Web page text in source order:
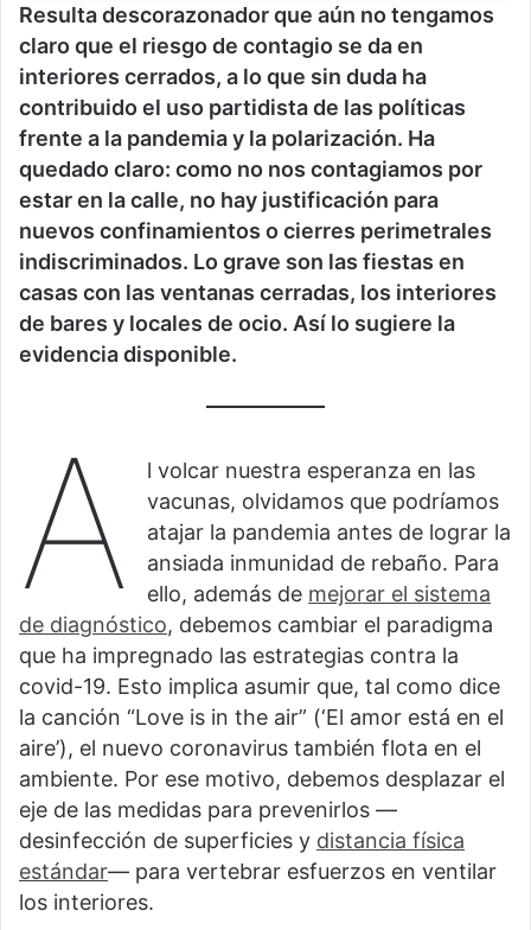
Resulta descorazonador que aún no tengamos
claro que el riesgo de contagio se da en
interiores cerrados, a lo que sin duda ha
contribuido el uso partidista de las políticas
frente a la pandemia y la polarización. Ha
quedado claro: como no nos contagiamos por
estar en la calle, no hay justificación para
nuevos confinamientos o cierres perimetrales
indiscriminados. Lo grave son las fiestas en
casas con las ventanas cerradas, los interiores
de bares y locales de ocio. Así lo sugiere la
evidencia disponible.
A
l volcar nuestra esperanza en las
vacunas, olvidamos que podríamos
atajar la pandemia antes de lograr la
ansiada inmunidad de rebaño. Para
ello, además de mejorar el sistema
de diagnóstico, debemos cambiar el paradigma
que ha impregnado las estrategias contra la
covid-19. Esto implica asumir que, tal como dice
la canción “Love is in the air” (‘El amor está en el
aire’), el nuevo coronavirus también flota en el
ambiente. Por ese motivo, debemos desplazar el
eje de las medidas para prevenirlos —
desinfección de superficies y distancia física
estándar— para vertebrar esfuerzos en ventilar
los interiores.